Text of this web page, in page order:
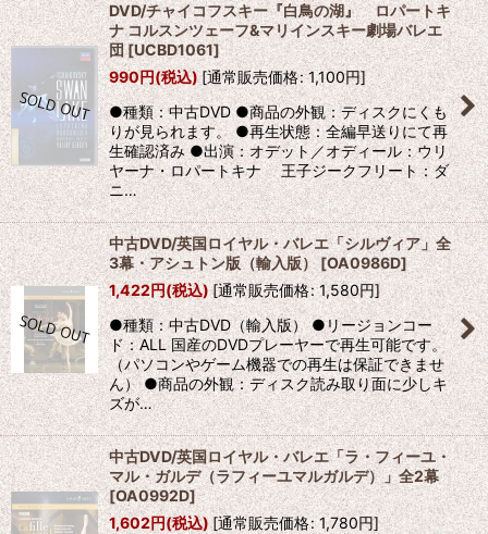
DVD/チャイコフスキー『白鳥の湖』 ロパートキ
ナ コルスンツェーフ&マリインスキー劇場バレエ
団[UCBD1061]
990円(税込) [通常販売価格: 1,100円]
●種類：中古DVD ●商品の外観：ディスクにくも
りが見られます。 ●再生状態：全編早送りにて再
生確認済み ●出演：オデット／オディール：ウリ
ヤーナ・ロパートキナ 王子ジークフリート：ダ
ニ…
中古DVD/英国ロイヤル・バレエ「シルヴィア」全
3幕・アシュトン版（輸入版） [OA0986D]
1,422円(税込) [通常販売価格: 1,580円]
●種類：中古DVD（輸入版） ●リージョンコー
ド：ALL 国産のDVDプレーヤーで再生可能です。
（パソコンやゲーム機器での再生は保証できませ
ん） ●商品の外観：ディスク読み取り面に少しキ
ズが…
中古DVD/英国ロイヤル・バレエ「ラ・フィーユ・
マル・ガルデ（ラフィーユマルガルデ）」全2幕
[OA0992D]
1,602円(税込)[通常販売価格: 1,780円]